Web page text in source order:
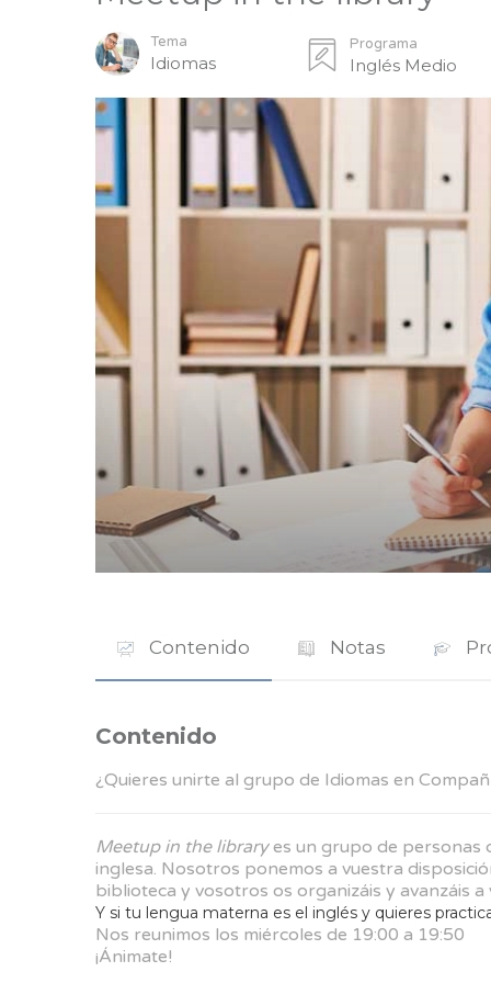
Tema
Idiomas
Programa
Inglés Medio
Contenido Notas
Contenido
¿Quieres unirte al grupo de Idiomas en
Meetup in the libraryes un grupo de personas
inglesa. Nosotros ponemos a vuestra
biblioteca y vosotros os organizáis y avanzáis
Y si tu lengua materna es el inglés y quieres
Nos reunimos los miércoles de 19:00 a 19:50
¡Ánimate!